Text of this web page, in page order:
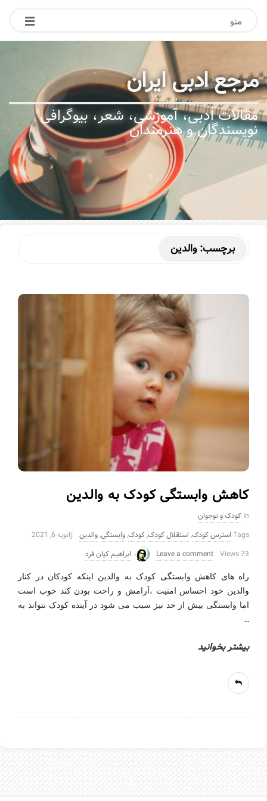
منو
مرجع ادبی ایران.
مقالات ادبی، آموزشی، شعر، بیوگرافی
نویسندگان و هنرمندان
برچسب:والدین
کاهش وابستگی کودک به والدین
In کودک و نوجوان
Tags استرس کودک, استقلال کودک, کودک,وابستگی,والدین
ژانویه 6, 2021
73 Views
Leave a comment ابراهیم کیان فرد
راه های کاهش وابستگی کودک به والدین اینکه کودکان در کنار
والدین خود احساس امنیت ،آرامش و راحت بودن کند خوب است
اما وابستگی بیش از حد نیز سبب می شود در آینده کودک نتواند به
…
بیشتر بخوانید